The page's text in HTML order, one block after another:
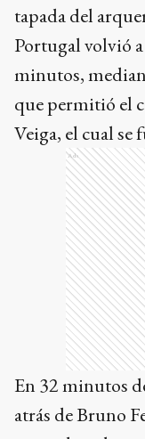
tapada del
Portugal volvió a
minutos,
que permitió el
Veiga, el cual se
Ads
En 32 minutos
atrás de Bruno